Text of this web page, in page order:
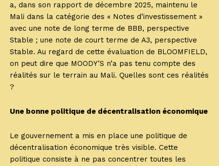
a, dans son rapport de décembre 2025, maintenu le
Mali dans la catégorie des « Notes d’investissement »
avec une note de long terme de BBB, perspective
Stable ; une note de court terme de A3, perspective
Stable. Au regard de cette évaluation de BLOOMFIELD,
on peut dire que MOODY’S n’a pas tenu compte des
réalités sur le terrain au Mali. Quelles sont ces réalités
?
Une bonne politique de décentralisation économique
Le gouvernement a mis en place une politique de
décentralisation économique très visible. Cette
politique consiste à ne pas concentrer toutes les